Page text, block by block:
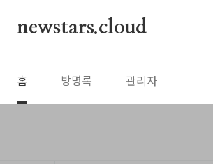
newstars.cloud
홈 방명록 관리자